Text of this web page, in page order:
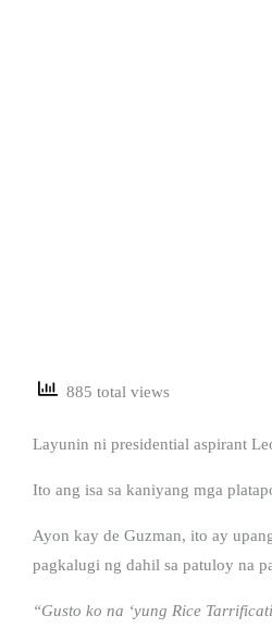
885 total views
Layunin ni presidential aspirant
Ito ang isa sa kaniyang mga
Ayon kay de Guzman, ito ay
pagkalugi ng dahil sa patuloy na
“Gusto ko na ‘yung Rice